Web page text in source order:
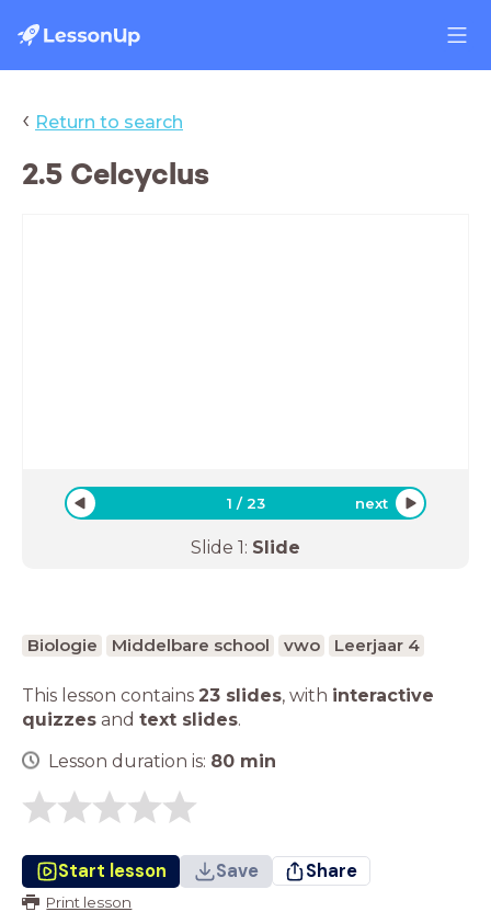
‹ Return to search
2.5 Celcyclus
1 /23 next
Slide 1: Slide
Biologie Middelbare school vwo Leerjaar 4
This lesson contains 23 slides, with interactive
quizzes and text slides.
Lesson duration is: 80 min
Start lesson Save Share
Print lesson